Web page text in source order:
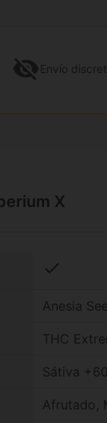
Envío
X
check
Anesia
THC
Sátiva
Afrutado,